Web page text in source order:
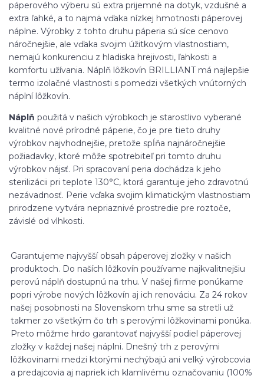
páperového výberu sú extra prijemné na dotyk, vzdušné a
extra ľahké, a to najmä vďaka nízkej hmotnosti páperovej
náplne. Výrobky z tohto druhu páperia sú síce cenovo
náročnejšie, ale vďaka svojim úžitkovým vlastnostiam,
nemajú konkurenciu z hladiska hrejivosti, ľahkosti a
komfortu užívania. Náplň lôžkovín BRILLIANT má najlepšie
termo izolačné vlastnosti s pomedzi všetkých vnútorných
náplní lôžkovín.
Náplň použitá v našich výrobkoch je starostlivo vyberané
kvalitné nové prírodné páperie, čo je pre tieto druhy
výrobkov najvhodnejšie, pretože spĺňa najnáročnejšie
požiadavky, ktoré môže spotrebiteľ pri tomto druhu
výrobkov nájsť. Pri spracovaní peria dochádza k jeho
sterilizácii pri teplote 130°C, ktorá garantuje jeho zdravotnú
nezávadnosť. Perie vďaka svojim klimatickým vlastnostiam
prirodzene vytvára nepriaznivé prostredie pre roztoče,
závislé od vlhkosti.
Garantujeme najvyšší obsah páperovej zložky v našich
produktoch. Do naších lôžkovín používame najkvalitnejšiu
perovú náplň dostupnú na trhu. V našej firme ponúkame
popri výrobe nových lôžkovín aj ich renováciu. Za 24 rokov
našej posobnosti na Slovenskom trhu sme sa stretli už
takmer zo všetkým čo trh s perovými lôžkovinami ponúka.
Preto môžme hrdo garantovať najvyšší podiel páperovej
zložky v každej našej náplni. Dnešný trh z perovými
lôžkovinami medzi ktorými nechýbajú ani velký výrobcovia
a predajcovia aj napriek ich klamlivému označovaniu (100%